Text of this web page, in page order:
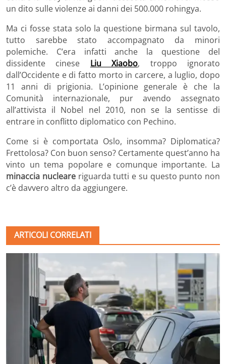
un dito sulle violenze ai danni dei 500.000 rohingya.
Ma ci fosse stata solo la questione birmana sul tavolo,
tutto sarebbe stato accompagnato da minori
polemiche. C’era infatti anche la questione del
dissidente cinese Liu Xiaobo, troppo ignorato
dall’Occidente e di fatto morto in carcere, a luglio, dopo
11 anni di prigionia. L’opinione generale è che la
Comunità internazionale, pur avendo assegnato
all’attivista il Nobel nel 2010, non se la sentisse di
entrare in conflitto diplomatico con Pechino.
Come si è comportata Oslo, insomma? Diplomatica?
Frettolosa? Con buon senso? Certamente quest’anno ha
vinto un tema popolare e comunque importante. La
minaccia nucleareriguarda tutti e su questo punto non
c’è davvero altro da aggiungere.
ARTICOLI CORRELATI